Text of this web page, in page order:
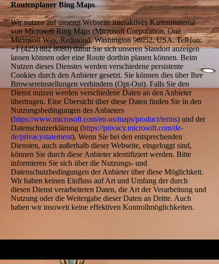
Routenplaner Bing Maps
Wir nutzen auf unserer Webseite interaktives Kartenmaterial
von Microsoft Bing Maps (Microsoft Corporation, One
Microsoft Way, Redmond, Washington 98052, USA. Telefon:
+1 (425) 882 8080) damit Sie sich unseren Standort anzeigen
lassen können oder eine Route dorthin planen können. Beim
Nutzen dieses Dienstes werden verschiedene persistente
Cookies durch den Anbieter gesetzt. Sie können dies über Ihre
Browsereinstellungen verhindern (Opt-Out). Falls Sie den
Dienst nutzen werden verschiedene Daten an den Anbieter
übertragen. Eine Übersicht über diese Daten finden Sie in den
Nutzungsbedingungen des Anbieters
(https://www.microsoft.com/en-us/maps/product/terms) und der
Datenschutzerklärung (https://privacy.microsoft.com/de-
de/privacystatement). Wenn Sie bei den entsprechenden
Diensten, auch außerhalb dieser Webseite, eingeloggt sind,
können Sie durch diese Anbieter identifiziert werden. Bitte
informieren Sie sich über die Nutzungs- und
Datenschutzbedingungen der Anbieter über diese Möglichkeit.
Wir haben keinen Einfluss auf Art und Umfang der durch
diesen Dienst verarbeiteten Daten, die Art der Verarbeitung und
Nutzung oder die Weitergabe dieser Daten an Dritte. Auch
haben wir insoweit keine effektiven Kontrollmöglichkeiten.